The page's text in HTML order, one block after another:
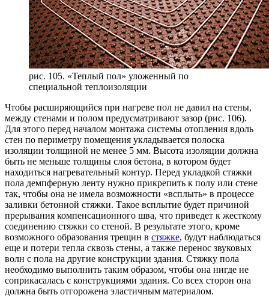
рис. 105. «Теплый пол» уложенный по
специальной теплоизоляции
Чтобы расширяющийся при нагреве пол не давил на стены,
между стенами и полом предусматривают зазор (рис. 106).
Для этого перед началом монтажа системы отопления вдоль
стен по периметру помещения укладывается полоска
изоляции толщиной не менее 5 мм. Высота изоляции должна
быть не меньше толщины слоя бетона, в котором будет
находиться нагревательный контур. Перед укладкой стяжки
пола демпферную ленту нужно прикрепить к полу или стене
так, чтобы она не имела возможности «всплыть» в процессе
заливки бетонной стяжки. Такое всплытие будет причиной
прерывания компенсационного шва, что приведет к жесткому
соединению стяжки со стеной. В результате этого, кроме
возможного образования трещин в стяжке, будут наблюдаться
еще и потери тепла сквозь стены, а также перенос звуковых
волн с пола на другие конструкции здания. Стяжку пола
необходимо выполнить таким образом, чтобы она нигде не
соприкасалась с конструкциями здания. Со всех сторон она
должна быть отгорожена эластичным материалом.